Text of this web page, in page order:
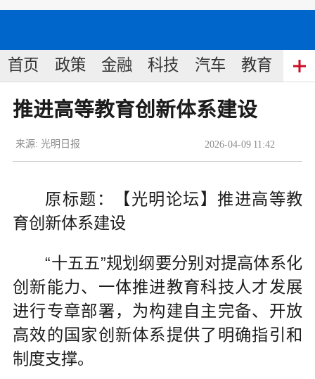
首页 政策 金融 科技 汽车 教育 食
推进高等教育创新体系建设
2026-04-09 11:42
来源: 光明日报
原标题：【光明论坛】推进高等教
育创新体系建设
“十五五”规划纲要分别对提高体系化
创新能力、一体推进教育科技人才发展
进行专章部署，为构建自主完备、开放
高效的国家创新体系提供了明确指引和
制度支撑。